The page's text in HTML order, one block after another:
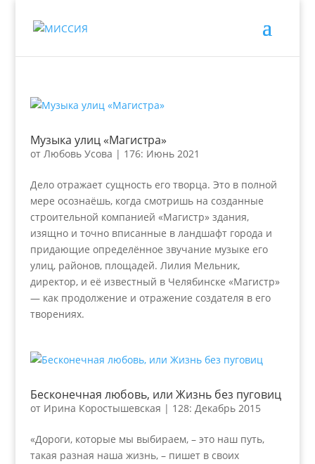
Музыка улиц «Магистра»
от Любовь Усова | 176: Июнь 2021
Дело отражает сущность его творца. Это в полной
мере осознаёшь, когда смотришь на созданные
строительной компанией «Магистр» здания,
изящно и точно вписанные в ландшафт города и
придающие определённое звучание музыке его
улиц, районов, площадей. Лилия Мельник,
директор, и её известный в Челябинске «Магистр»
— как продолжение и отражение создателя в его
творениях.
Бесконечная любовь, или Жизнь без пуговиц
от Ирина Коростышевская | 128: Декабрь 2015
«Дороги, которые мы выбираем, – это наш путь,
такая разная наша жизнь, – пишет в своих